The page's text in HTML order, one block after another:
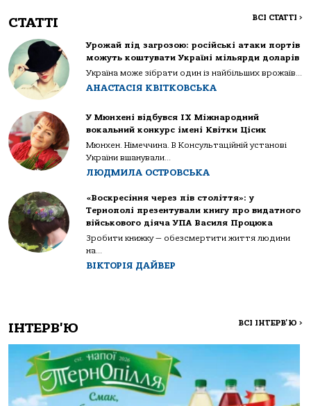
СТАТТІ ВСІ СТАТТІ >
Урожай під загрозою: російські атаки портів
можуть коштувати Україні мільярди доларів
Україна може зібрати один із найбільших врожаїв...
АНАСТАСІЯ КВІТКОВСЬКА
У Мюнхені відбувся IX Міжнародний
вокальний конкурс імені Квітки Цісик
Мюнхен. Німеччина. В Консультаційній установі
України вшанували...
ЛЮДМИЛА ОСТРОВСЬКА
«Воскресіння через пів століття»: у
Тернополі презентували книгу про видатного
військового діяча УПА Василя Процюка
Зробити книжку — обезсмертити життя людини
на...
ВІКТОРІЯ ДАЙВЕР
ІНТЕРВ'Ю ВСІ ІНТЕРВ'Ю >